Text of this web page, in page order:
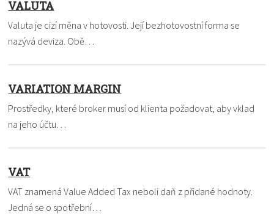
VALUTA
Valuta je cizí měna v hotovosti. Její bezhotovostní forma se
nazývá deviza. Obě…
VARIATION MARGIN
Prostředky, které broker musí od klienta požadovat, aby vklad
na jeho účtu…
VAT
VAT znamená Value Added Tax neboli daň z přidané hodnoty.
Jedná se o spotřební…